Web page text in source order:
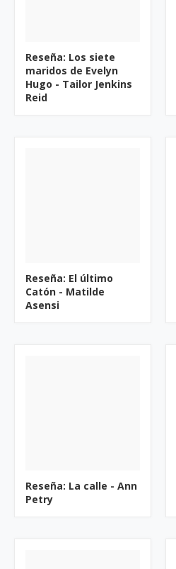
Reseña: Los siete
maridos de Evelyn
Hugo - Tailor Jenkins
Reid
Reseña: El último
Catón - Matilde
Asensi
Reseña: La calle - Ann
Petry